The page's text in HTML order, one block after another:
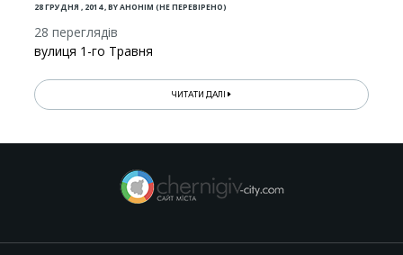
28 ГРУДНЯ , 2014,BYАНОНІМ (НЕ ПЕРЕВІРЕНО)
28 переглядів
вулиця 1-го Травня
ЧИТАТИ ДАЛІ